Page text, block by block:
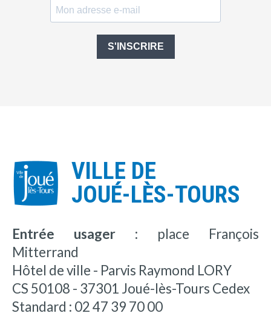
S'INSCRIRE
VILLE DE
JOUÉ-LÈS-TOURS
Entrée usager : place François
Mitterrand
Hôtel de ville - Parvis Raymond LORY
CS 50108 - 37301 Joué-lès-Tours Cedex
Standard : 02 47 39 70 00